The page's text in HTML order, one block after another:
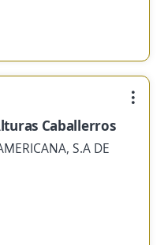
Caballerros
S.A DE